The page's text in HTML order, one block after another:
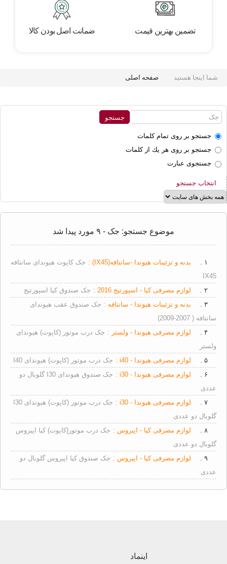
تضمین بهترین قیمت ضمانت اصل بودن کالا
شما اینجا هستید صفحه اصلی
جستجو بر روی تمام كلمات
جستجو بر روی هر يك از كلمات
جستجوی عبارت
انتخاب جستجو
موضوع جستجو: جک - ۹ مورد پیدا شد
۱ . بدنه و تزئینات هیوندا -سانتافه(IX45) :
جک کاپوت هیوندای سانتافه
IX45
۲ .
لوازم مصرفی کیا - اسپورتیج 2016 :
جک صندوق کیا اسپورتیج
۳ .
بدنه و تزئینات هیوندا - سانتافه : جک صندوق عقب هیوندای
سانتافه ( 2007-2009)
۴ .
لوازم مصرفی هیوندا - ولستر : جک درب موتور (کاپوت) هیوندای
ولستر
۵ .
لوازم مصرفی هیوندا - i40 :
جک درب موتور (کاپوت) هیوندای I40
۶ .
لوازم مصرفی هیوندا - i30 :
جک صندوق هیوندای I30 گلوبال دو
عددی
۷ .
لوازم مصرفی هیوندا - i30 :
جک درب موتور (کاپوت) هیوندای I30
گلوبال دو عددی
۸ .
لوازم مصرفی کیا - اپیروس : جک درب موتور(کاپوت) کیا اپیروس
گلوبال دو عددی
۹ .
لوازم مصرفی کیا - اپیروس : جک صندوق کیا اپیروس گلوبال دو
عددی
اینماد